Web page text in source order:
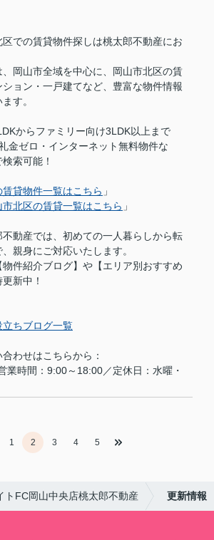
区での賃貸物件探しは桃太郎不動産にお
岡山市全域を中心に、岡山市北区の賃
ョン・一戸建てなど、豊富な物件情報
す。
からファミリー向け3LDK以上まで
金ゼロ・インターネット無料物件な
索可能！
賃貸物件一覧はこちら 」
市北区の賃貸一覧はこちら 」
動産では、初めての一人暮らしから転
親身にご対応いたします。
物件紹介ブログ】や【エリア別おすすめ
新中！
立ちブログ一覧
わせはこちらから：
業時間：9:00～18:00／定休日：水曜・
1 2 3 4 5
トFC岡山中央店桃太郎不動産 更新情報